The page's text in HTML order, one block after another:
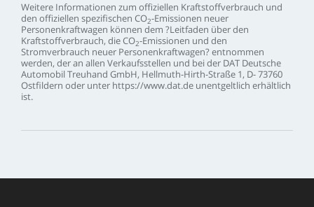
Weitere Informationen zum offiziellen Kraftstoffverbrauch und
den offiziellen spezifischen CO2-Emissionen neuer
Personenkraftwagen können dem ?Leitfaden überden
Kraftstoffverbrauch, dieCO2-Emissionen und den
Stromverbrauch neuer Personenkraftwagen? entnommen
werden, deran allen Verkaufsstellen und beider DAT Deutsche
AutomobilTreuhand GmbH, Hellmuth-Hirth-Straße 1, D-73760
Ostfildern oder unter https://www.dat.de unentgeltlich erhältlich
ist.